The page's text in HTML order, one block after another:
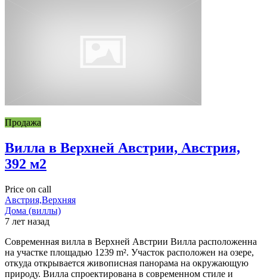
Продажа
Вилла в Верхней Австрии, Австрия,
392 м2
Price on call
Австрия,Верхняя
Дома (виллы)
7 лет назад
Современная вилла в Верхней Австрии Вилла расположенна
на участке площадью 1239 m². Участок расположен на озере,
откуда открывается живописная панорама на окружающую
природу. Вилла спроектирована в современном стиле и